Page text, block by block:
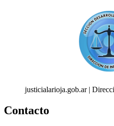
justicialarioja.gob.ar |
Contacto